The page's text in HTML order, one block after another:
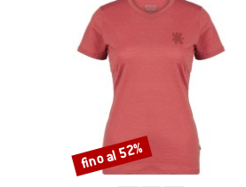
Sconto
fino al 52%